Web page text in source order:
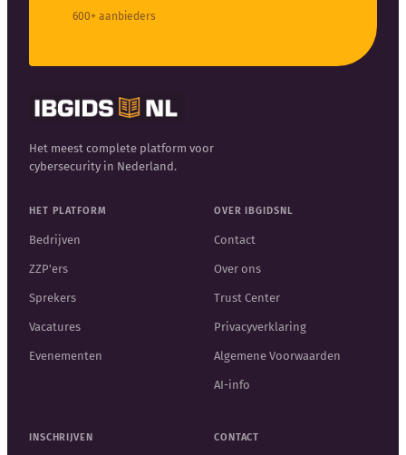
600+ aanbieders
Het meest complete platform voor
cybersecurity in Nederland.
HET PLATFORM
Bedrijven
ZZP'ers
Sprekers
Vacatures
Evenementen
OVER IBGIDSNL
Contact
Over ons
Trust Center
Privacyverklaring
Algemene Voorwaarden
AI-info
INSCHRIJVEN CONTACT